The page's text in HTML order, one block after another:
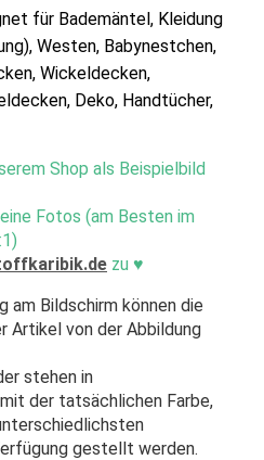
für Bademäntel, Kleidung
Westen, Babynestchen,
Wickeldecken,
Deko, Handtücher,
Shop als Beispielbild
Fotos (am Besten im
zu ♥
am Bildschirm können die
Artikel von der Abbildung
stehen in
der tatsächlichen Farbe,
gestellt werden.